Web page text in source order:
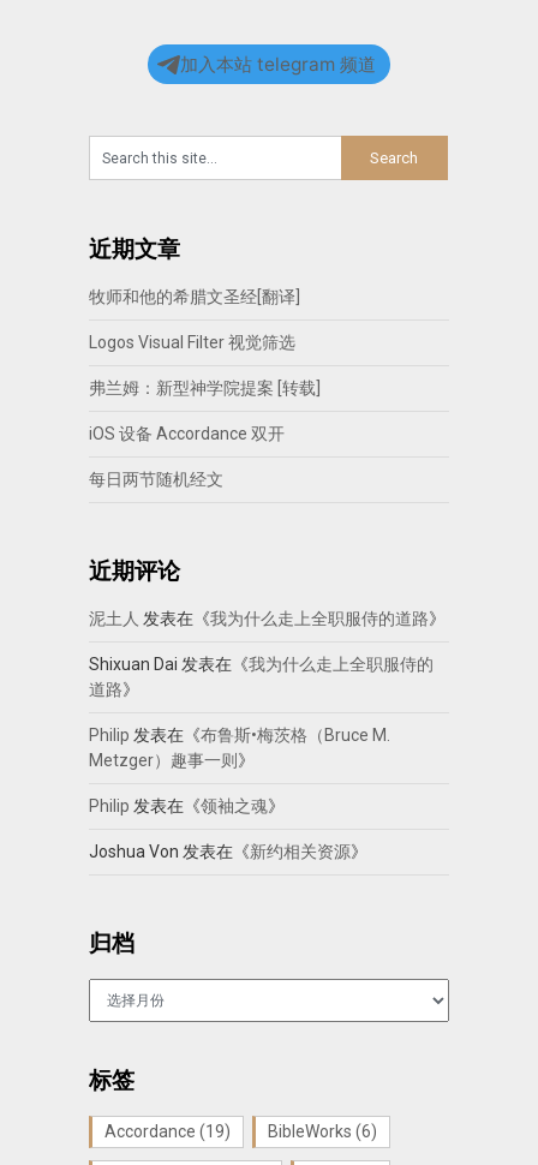
加入本站 telegram 频道
近期文章
牧师和他的希腊文圣经[翻译]
Logos Visual Filter 视觉筛选
弗兰姆：新型神学院提案 [转载]
iOS 设备 Accordance 双开
每日两节随机经文
近期评论
泥土人 发表在《我为什么走上全职服侍的道路》
Shixuan Dai 发表在《我为什么走上全职服侍的
道路》
Philip 发表在《布鲁斯•梅茨格（Bruce M.
Metzger）趣事一则 》
Philip 发表在《领袖之魂》
Joshua Von 发表在《新约相关资源》
归档
标签
Accordance (19) BibleWorks (6)